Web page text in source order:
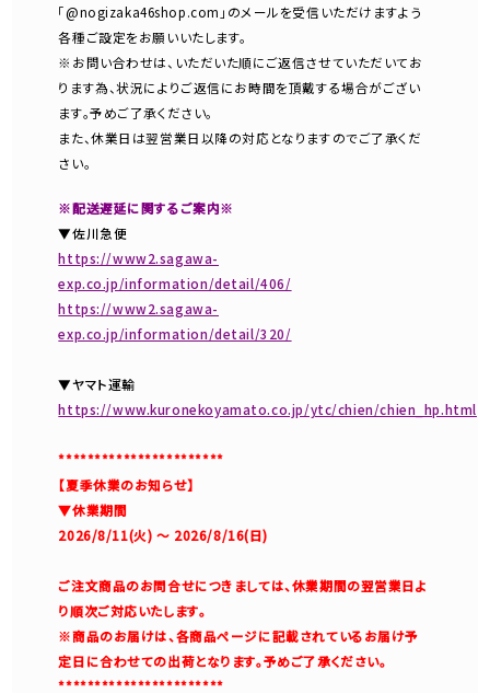
「@nogizaka46shop.com」のメールを受信いただけますよう
各種ご設定をお願いいたします。
※お問い合わせは、いただいた順にご返信させていただいてお
ります為、状況によりご返信にお時間を頂戴する場合がござい
ます。予めご了承ください。
また、休業日は翌営業日以降の対応となりますのでご了承くだ
さい。
※配送遅延に関するご案内※
▼佐川急便
https://www2.sagawa-
exp.co.jp/information/detail/406/
https://www2.sagawa-
exp.co.jp/information/detail/320/
▼ヤマト運輸
https://www.kuronekoyamato.co.jp/ytc/chien/chien_hp.html
***********************
【夏季休業のお知らせ】
▼休業期間
2026/8/11(火) ～ 2026/8/16(日)
ご注文商品のお問合せにつきましては、休業期間の翌営業日よ
り順次ご対応いたします。
※商品のお届けは、各商品ページに記載されているお届け予
定日に合わせての出荷となります。予めご了承ください。
***********************